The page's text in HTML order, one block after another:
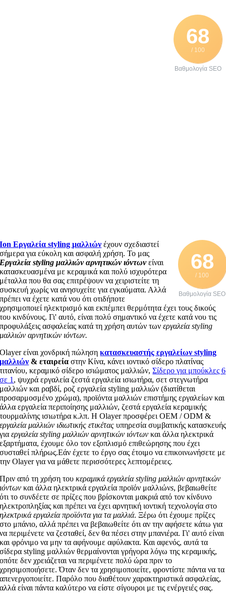
68
/ 100
Βαθμολογία SEO
68
/ 100
Βαθμολογία SEO
Ion Εργαλεία styling μαλλιών έχουν σχεδιαστεί
σήμερα για εύκολη και ασφαλή χρήση. Το μας
Εργαλεία styling μαλλιών αρνητικών ιόντωνείναι
κατασκευασμένα με κεραμικά και πολύ ισχυρότερα
μέταλλα που θα σας επιτρέψουν να χειριστείτε τη
συσκευή χωρίς να ανησυχείτε για εγκαύματα. Αλλά
πρέπει να έχετε κατά νου ότι οτιδήποτε
χρησιμοποιεί ηλεκτρισμό και εκπέμπει θερμότητα έχει τους δικούς
του κινδύνους. Γι' αυτό, είναι πολύ σημαντικό να έχετε κατά νου τις
προφυλάξεις ασφαλείας κατά τη χρήση αυτών τωνεργαλεία styling
μαλλιών αρνητικών ιόντων.
Olayer είναι χονδρική πώλησηκατασκευαστής εργαλείων styling
μαλλιών & εταιρεία στην Κίνα, κάνει ιοντικό σίδερο πλατίνας
τιτανίου, κεραμικό σίδερο ισιώματος μαλλιών,Σίδερο για μπούκλες 6
σε 1, ψυχρά εργαλεία ζεστά εργαλεία ισιωτήρα, σετ στεγνωτήρα
μαλλιών και ραβδί, ροζ εργαλεία styling μαλλιών (διατίθεται
προσαρμοσμένο χρώμα), προϊόντα μαλλιών επιστήμης εργαλείων και
άλλα εργαλεία περιποίησης μαλλιών, ζεστά εργαλεία κεραμικής
τουρμαλίνης ισιωτήρα κ.λπ. Η Olayer προσφέρει OEM / ODM &
εργαλεία μαλλιών ιδιωτικής ετικέτας υπηρεσία συμβατικής κατασκευής
γιαεργαλεία styling μαλλιών αρνητικών ιόντων και άλλα ηλεκτρικά
εξαρτήματα, έχουμε όλο τον εξοπλισμό επιθεώρησης που έχει
συσταθεί πλήρως.Εάν έχετε το έργο σας έτοιμο να επικοινωνήσετε με
την Olayer για να μάθετε περισσότερες λεπτομέρειες.
Πριν από τη χρήση τουκεραμικά εργαλεία styling μαλλιών αρνητικών
ιόντων και άλλα ηλεκτρικά εργαλεία προϊόν μαλλιώνs, βεβαιωθείτε
ότι το συνδέετε σε πρίζες που βρίσκονται μακριά από τον κίνδυνο
ηλεκτροπληξίας και πρέπει να έχει αρνητική ιοντική τεχνολογία στο
ηλεκτρικά εργαλεία προϊόντα για τα μαλλιά. Ξέρω ότι έχουμε πρίζες
στο μπάνιο, αλλά πρέπει να βεβαιωθείτε ότι αν την αφήσετε κάτω για
να περιμένετε να ζεσταθεί, δεν θα πέσει στην μπανιέρα. Γι' αυτό είναι
και φρόνιμο να μην τα αφήνουμε αφύλακτα. Και αφενός, αυτά τα
σίδερα styling μαλλιών θερμαίνονται γρήγορα λόγω της κεραμικής,
οπότε δεν χρειάζεται να περιμένετε πολύ ώρα πριν το
χρησιμοποιήσετε. Όταν δεν τα χρησιμοποιείτε, φροντίστε πάντα να τα
απενεργοποιείτε. Παρόλο που διαθέτουν χαρακτηριστικά ασφαλείας,
αλλά είναι πάντα καλύτερο να είστε σίγουροι με τις ενέργειές σας.